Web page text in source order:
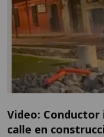
Video:
calle en